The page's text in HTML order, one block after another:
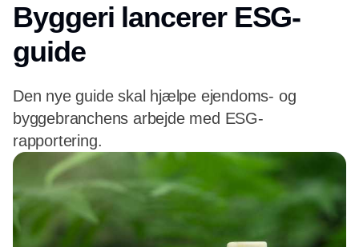
Byggeri lancerer ESG-
guide
Den nye guide skal hjælpe ejendoms- og
byggebranchens arbejde med ESG-
rapportering.